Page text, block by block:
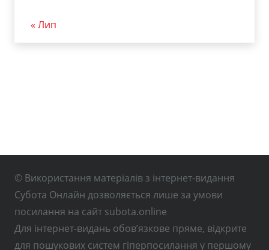
« Лип
© Використання матеріалів з інтернет-видання
Субота Онлайн дозволяється лише за умови
посилання на сайт subota.online
Для інтернет-видань обов’язкове пряме, відкрите
для пошукових систем гіперпосилання у першому